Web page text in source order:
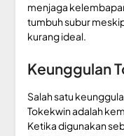
menjaga
tumbuh subur
kurang ideal.
Keunggulan
Salah satu
Tokekwin adalah
Ketika digunakan